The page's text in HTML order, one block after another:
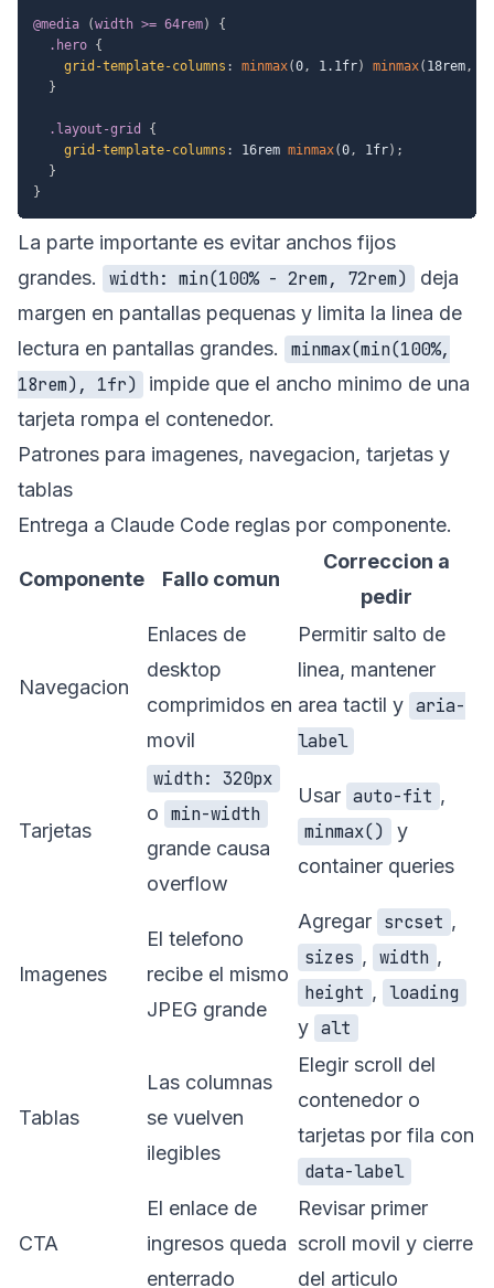
@media (width >= 64rem)
{
.hero {
grid-template-columns : minmax(0, 1.1fr) minmax( 18rem,
}
.layout-grid
{
grid-template-columns : 16rem minmax(0, 1fr) ;
}
}
La parte importante es evitar anchos fijos
grandes.
width: min(100% - 2rem, 72rem)
deja
margen en pantallas pequenas y limita la linea de
lectura en pantallas grandes.
minmax(min(100%,
18rem), 1fr)
impide que el ancho minimo de una
tarjeta rompa el contenedor.
Patrones para imagenes, navegacion, tarjetas y
tablas
Entrega a Claude Code reglas por componente.
Componente Fallo comun
Correccion a
pedir
Navegacion
Enlaces de
desktop
comprimidos en
movil
Permitir salto de
linea, mantener
area tactil y aria-
label
Tarjetas
width: 320px
o min-width
grande causa
overflow
Usar auto-fit ,
minmax()
y
container queries
Imagenes
El telefono
recibe el mismo
JPEG grande
Agregar srcset ,
sizes , width ,
height , loading
y alt
Tablas
Las columnas
se vuelven
ilegibles
Elegir scroll del
contenedor o
tarjetas por fila con
data-label
CTA
El enlace de
ingresos queda
enterrado
Revisar primer
scroll movil y cierre
del articulo